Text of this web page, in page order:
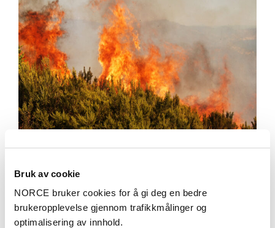
Bruk av cookie
NORCE bruker cookies for å gi deg en bedre
brukeropplevelse gjennom trafikkmålinger og
optimalisering av innhold.
Norges klimamål 2035: NORCE anbefaler 80%
utslippskutt